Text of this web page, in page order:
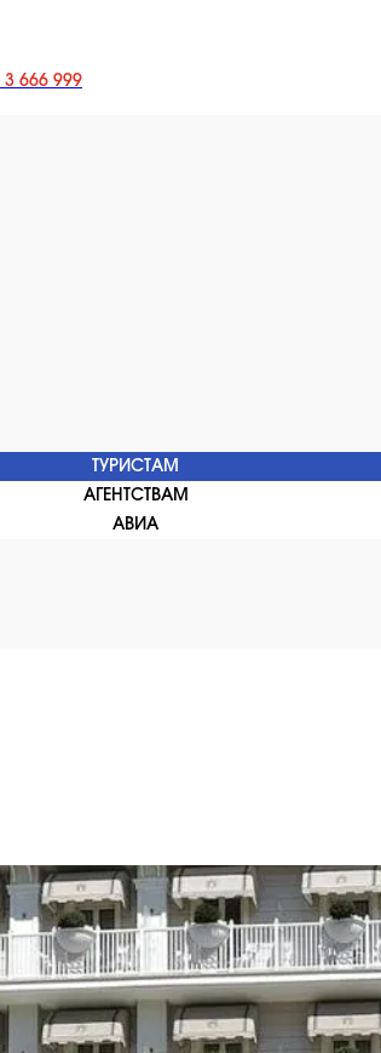
3 666 999
ТУРИСТАМ
АГЕНТСТВАМ
АВИА